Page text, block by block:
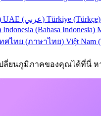
UAE (عربي) Türkiye (Türkçe)
Indonesia (Bahasa Indonesia)
ศไทย (ภาษาไทย) Việt Nam
ลี่ยนภูมิภาคของคุณได้ที่นี่ ห